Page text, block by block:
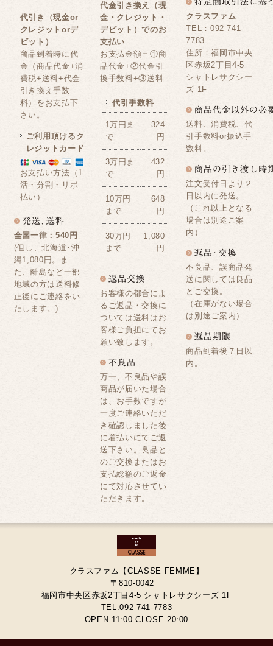
代引き（現金or
クレジットorデ
ビット）
商品到着時に代
金（商品代金+消
費税+送料+代金
引き換え手数
料）をお支払下
さい。
ご利用頂けるク
レジットカード
お支払い方法（1
活・分割・リボ
払い）
全国一律：540円
(但し、北海道･沖
縄1,080円。ま
た、離島など一部
地域の方は送料修
正後にご連絡をい
たします。)
代金引き換え（現
金・クレジット・
デビット）でのお
支払い
お支払金額＝①商
品代金+②代金引
換手数料+③送料
代引手数料
1万円ま
で
324
円
3万円ま
で
432
円
10万円
まで
648
円
30万円
まで
1,080
円
お客様の都合によ
るご返品・交換に
ついては送料はお
客様ご負担にてお
願い致します。
万一、不良品や誤
商品が届いた場合
は、お手数ですが
一度ご連絡いただ
き確認しました後
に着払いにてご返
送下さい。良品と
のご交換またはお
支払総額のご返金
にて対応させてい
ただきます。
クラスファム
TEL：092-741-
7783
住所：福岡市中央
区赤坂2丁目4-5
シャトレサクシー
ズ 1F
送料、消費税、代
引手数料or振込手
数料。
注文受付日より２
日以内に発送。
（これ以上となる
場合は別途ご案
内）
不良品、誤商品発
送に関しては良品
とご交換。
（在庫がない場合
は別途ご案内）
商品到着後７日以
内。
クラスファム【CLASSE FEMME】
〒810-0042
福岡市中央区赤坂2丁目4-5 シャトレサクシーズ 1F
TEL:092-741-7783
OPEN 11:00 CLOSE 20:00